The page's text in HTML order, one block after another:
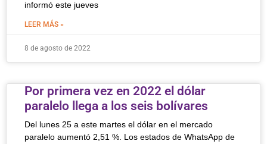
informó este jueves
LEER MÁS »
8 de agosto de 2022
Por primera vez en 2022 el dólar
paralelo llega a los seis bolívares
Del lunes 25 a este martes el dólar en el mercado
paralelo aumentó 2,51 %. Los estados de WhatsApp de